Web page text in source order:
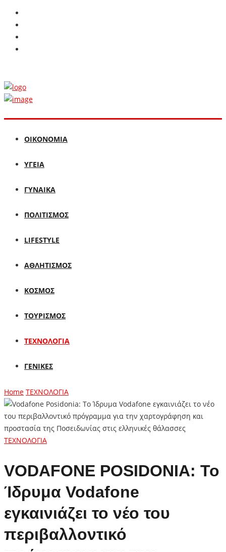
ΟΙΚΟΝΟΜΙΑ
ΥΓΕΙΑ
ΓΥΝΑΙΚΑ
ΠΟΛΙΤΙΣΜΟΣ
LIFESTYLE
ΑΘΛΗΤΙΣΜΟΣ
ΚΟΣΜΟΣ
ΤΟΥΡΙΣΜΟΣ
ΤΕΧΝΟΛΟΓΙΑ
ΓΕΝΙΚΕΣ
Home ΤΕΧΝΟΛΟΓΙΑ
ΤΕΧΝΟΛΟΓΙΑ
VODAFONE POSIDONIA: Το
Ίδρυμα Vodafone
εγκαινιάζει το νέο του
περιβαλλοντικό